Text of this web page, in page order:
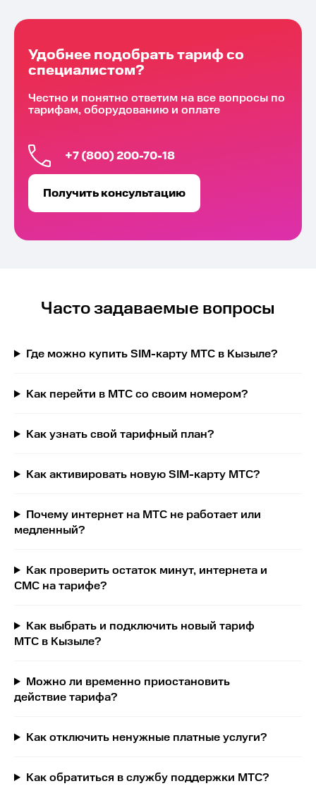
Удобнее подобрать тариф со
специалистом?
Честно и понятно ответим на все вопросы по
тарифам, оборудованию и оплате
+7 (800) 200-70-18
Получить консультацию
Часто задаваемые вопросы
Где можно купить SIM-карту МТС в Кызыле?
Как перейти в МТС со своим номером?
Как узнать свой тарифный план?
Как активировать новую SIM-карту МТС?
Почему интернет на МТС не работает или
медленный?
Как проверить остаток минут, интернета и
СМС на тарифе?
Как выбрать и подключить новый тариф
МТС в Кызыле?
Можно ли временно приостановить
действие тарифа?
Как отключить ненужные платные услуги?
Как обратиться в службу поддержки МТС?